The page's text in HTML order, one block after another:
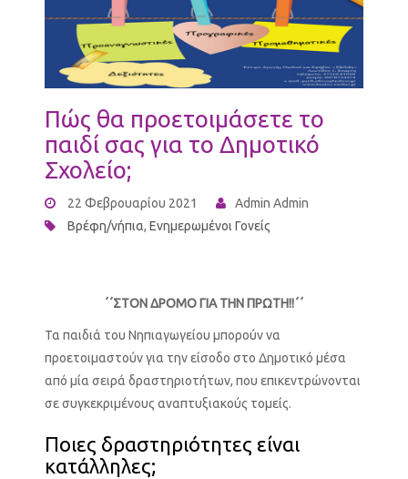
Πώς θα προετοιμάσετε το
παιδί σας για το Δημοτικό
Σχολείο;
22 Φεβρουαρίου 2021
Admin Admin
Βρέφη/νήπια, Ενημερωμένοι Γονείς
΄΄ΣΤΟΝ ΔΡΟΜΟ ΓΙΑ ΤΗΝ ΠΡΩΤΗ!!΄΄
Τα παιδιά του Νηπιαγωγείου μπορούν να
προετοιμαστούν για την είσοδο στο Δημοτικό μέσα
από μία σειρά δραστηριοτήτων, που επικεντρώνονται
σε συγκεκριμένους αναπτυξιακούς τομείς.
Ποιες δραστηριότητες είναι
κατάλληλες;